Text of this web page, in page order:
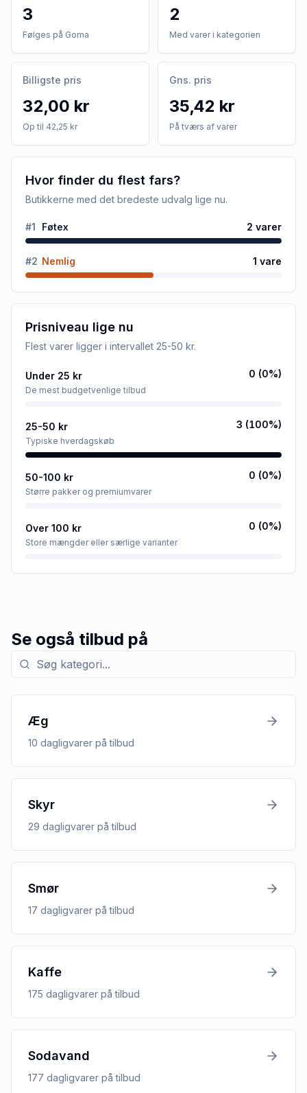
3
Følges på Goma
2
Med varer i kategorien
Billigste pris
32,00 kr
Op til 42,25 kr
Gns. pris
35,42 kr
På tværs af varer
Hvor finder du flest fars?
Butikkerne med det bredeste udvalg lige nu.
#1 Føtex 2 varer
#2 Nemlig 1 vare
Prisniveau lige nu
Flest varer ligger i intervallet 25-50 kr.
Under 25 kr
De mest budgetvenlige tilbud
0 (0%)
25-50 kr
Typiske hverdagskøb
3 (100%)
50-100 kr
Større pakker og premiumvarer
0 (0%)
Over 100 kr
Store mængder eller særlige varianter
0 (0%)
Se også tilbud på
Søg efter kategori med tilbud
Æg
10 dagligvarer på tilbud
Skyr
29 dagligvarer på tilbud
Smør
17 dagligvarer på tilbud
Kaffe
175 dagligvarer på tilbud
Sodavand
177 dagligvarer på tilbud